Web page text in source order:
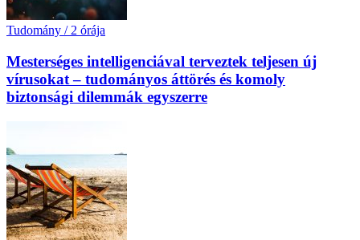
Tudomány / 2 órája
Mesterséges intelligenciával terveztek teljesen új
vírusokat – tudományos áttörés és komoly
biztonsági dilemmák egyszerre